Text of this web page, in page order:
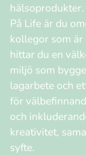
hälsoprodukter.
På Life är du
kollegor som
hittar du en
miljö som
lagarbete och
för
och
kreativitet,
syfte.